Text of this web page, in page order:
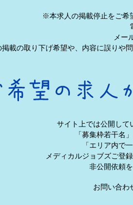
※本求人の掲載停止をご希
メー
載の取り下げ希望や、内容に誤りや
サイト上では公開して
「募集枠若干名
「エリア内で
メディカルジョブズご登
非公開依頼
お問い合わ